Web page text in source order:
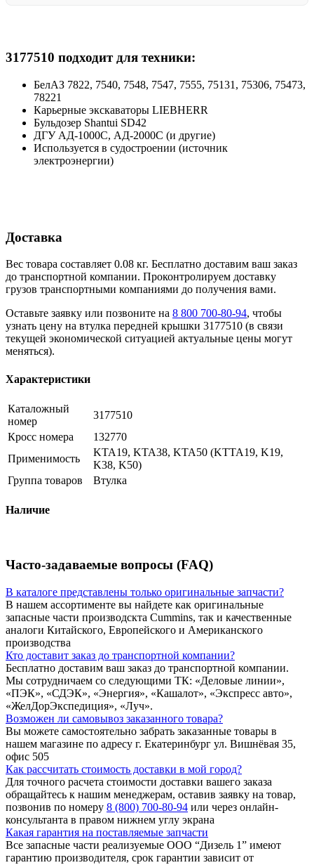
3177510 подходит для техники:
БелАЗ 7822, 7540, 7548, 7547, 7555, 75131, 75306, 75473,
78221
Карьерные экскаваторы LIEBHERR
Бульдозер Shantui SD42
ДГУ АД-1000С, АД-2000С (и другие)
Используется в судостроении (источник
электроэнергии)
Доставка
Вес товара составляет 0.08 кг. Бесплатно доставим ваш заказ
до транспортной компании. Проконтролируем доставку
грузов транспортными компаниями до получения вами.
Оставьте заявку или позвоните на 8 800 700-80-94, чтобы
узнать цену на втулка передней крышки 3177510 (в связи
текущей экономической ситуацией актуальные цены могут
меняться).
Характеристики
Каталожный
номер
3177510
Кросс номера
132770
Применимость
KTA19, KTA38, KTA50 (KTTA19, K19,
K38, K50)
Группа товаров
Втулка
Наличие
Часто-задаваемые вопросы (FAQ)
В каталоге представлены только оригинальные запчасти?
В нашем ассортименте вы найдете как оригинальные
запасные части производскта Cummins, так и качественные
аналоги Китайского, Европейского и Американского
производства
Кто доставит заказ до транспортной компании?
Бесплатно доставим ваш заказ до транспортной компании.
Мы сотрудничаем со следующими ТК: «Деловые линии»,
«ПЭК», «СДЭК», «Энергия», «Кашалот», «Экспресс авто»,
«ЖелДорЭкспедиция», «Луч».
Возможен ли самовывоз заказанного товара?
Вы можете самостоятельно забрать заказанные товары в
нашем магазине по адресу г. Екатеринбург ул. Вишнёвая 35,
офис 505
Как рассчитать стоимость доставки в мой город?
Для точного расчета стоимости доставки вашего заказа
обращайтесь к нашим менеджерам, оставив заявку на товар,
позвонив по номеру 8 (800) 700-80-94 или через онлайн-
консультанта в правом нижнем углу экрана
Какая гарантия на поставляемые запчасти
Все запасные части реализуемые ООО “Дизель 1” имеют
гарантию производителя, срок гарантии зависит от